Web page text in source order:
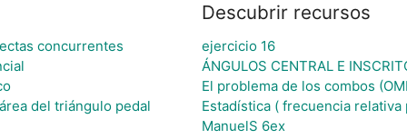
concurrentes
del triángulo pedal
Descubrir recursos
ejercicio 16
ÁNGULOS CENTRAL E
El problema de los combos
Estadística ( frecuencia
ManuelS 6ex